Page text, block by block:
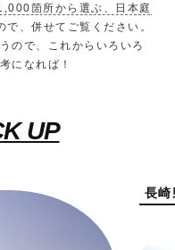
箇所から選ぶ、日本庭
で、併せてご覧ください。
ので、これからいろいろ
になれば！
UP
長